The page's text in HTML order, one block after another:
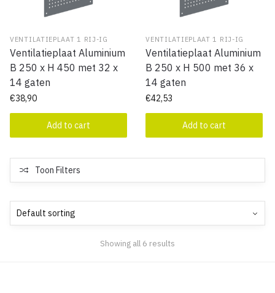
VENTILATIEPLAAT 1 RIJ-IG
Ventilatieplaat Aluminium
B 250 x H 450 met 32 x
14 gaten
€38,90
Add to cart
VENTILATIEPLAAT 1 RIJ-IG
Ventilatieplaat Aluminium
B 250 x H 500 met 36 x
14 gaten
€42,53
Add to cart
Toon Filters
Showing all 6 results